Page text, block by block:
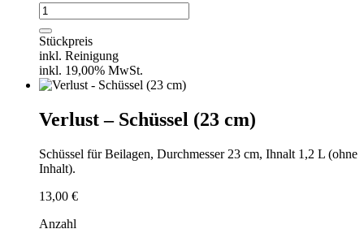
Verlust
-
Schüssel
(20
cm)
Menge
Stückpreis
inkl. Reinigung
inkl. 19,00% MwSt.
Verlust – Schüssel (23 cm)
Schüssel für Beilagen, Durchmesser 23 cm, Ihnalt 1,2 L (ohne
Inhalt).
13,00 €
Anzahl